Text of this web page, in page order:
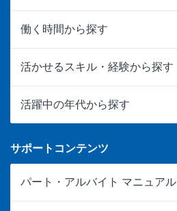
働く時間から探す
活かせるスキル・経験から探す
活躍中の年代から探す
サポートコンテンツ
パート・アルバイト マニュアル